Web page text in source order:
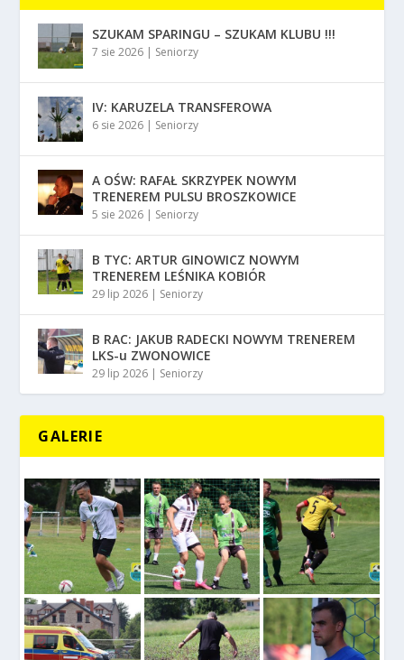
SZUKAM SPARINGU – SZUKAM KLUBU !!!
7 sie 2026 | Seniorzy
IV: KARUZELA TRANSFEROWA
6 sie 2026 | Seniorzy
A OŚW: RAFAŁ SKRZYPEK NOWYM
TRENEREM PULSU BROSZKOWICE
5 sie 2026 | Seniorzy
B TYC: ARTUR GINOWICZ NOWYM
TRENEREM LEŚNIKA KOBIÓR
29 lip 2026 | Seniorzy
B RAC: JAKUB RADECKI NOWYM TRENEREM
LKS-u ZWONOWICE
29 lip 2026 | Seniorzy
GALERIE